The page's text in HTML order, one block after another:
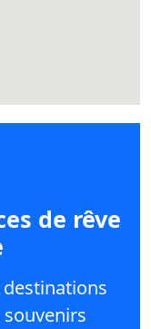
de rêve
destinations